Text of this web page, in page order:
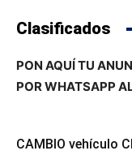
Clasificados
PON AQUÍ TU
POR WHATSAPP
CAMBIO vehículo